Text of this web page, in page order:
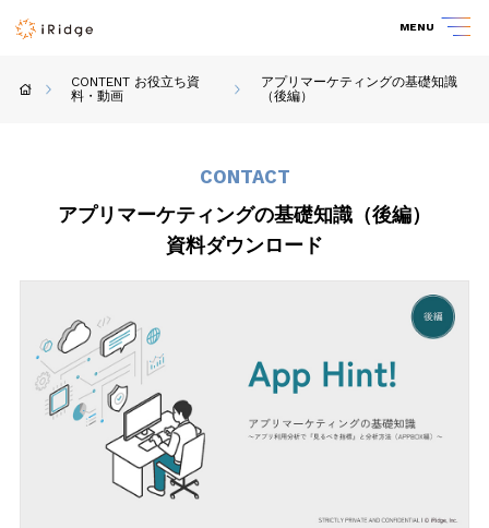
MENU
CONTENT お役立ち資
料・動画
アプリマーケティングの基礎知識
（後編）
CONTACT
アプリマーケティングの基礎知識（後編）
資料ダウンロード